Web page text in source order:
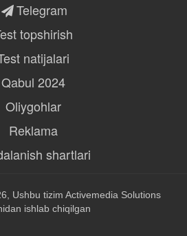
Telegram
topshirish
natijalari
Qabul 2024
Oliygohlar
Reklama
shartlari
Ushbu tizim Activemedia Solutions
ishlab chiqilgan